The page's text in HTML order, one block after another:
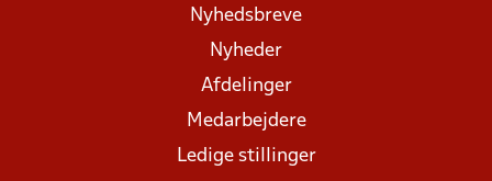
Nyhedsbreve
Nyheder
Afdelinger
Medarbejdere
Ledige stillinger